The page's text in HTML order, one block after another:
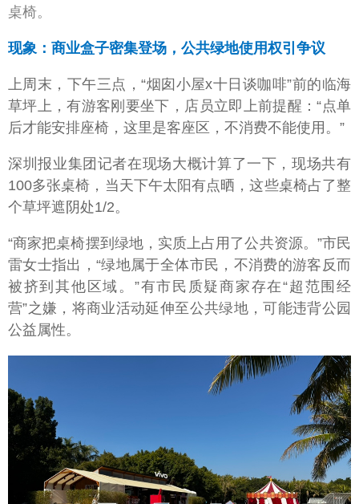
桌椅。
现象：商业盒子密集登场，公共绿地使用权引争议
上周末，下午三点，“烟囱小屋x十日谈咖啡”前的临海
草坪上，有游客刚要坐下，店员立即上前提醒：“点单
后才能安排座椅，这里是客座区，不消费不能使用。”
深圳报业集团记者在现场大概计算了一下，现场共有
100多张桌椅，当天下午太阳有点晒，这些桌椅占了整
个草坪遮阴处1/2。
“商家把桌椅摆到绿地，实质上占用了公共资源。”市民
雷女士指出，“绿地属于全体市民，不消费的游客反而
被挤到其他区域。”有市民质疑商家存在“超范围经
营”之嫌，将商业活动延伸至公共绿地，可能违背公园
公益属性。